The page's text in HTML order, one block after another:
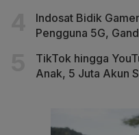
Indosat Bidik
Pengguna 5G,
TikTok hingga
Anak, 5 Juta Akun